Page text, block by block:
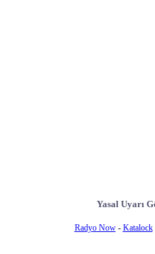
Yasal Uyarı
Radyo Now- Katalock